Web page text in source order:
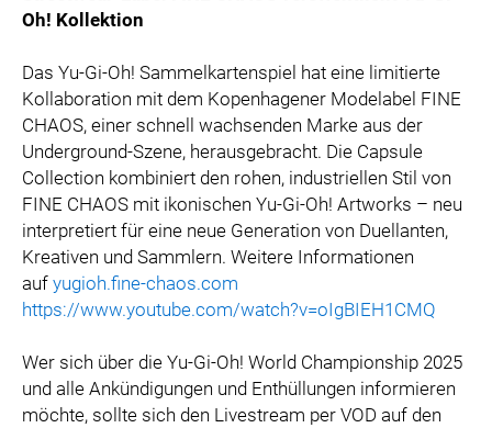
Oh! Kollektion
Das Yu-Gi-Oh! Sammelkartenspiel hat eine limitierte
Kollaboration mit dem Kopenhagener Modelabel FINE
CHAOS, einer schnell wachsenden Marke aus der
Underground-Szene, herausgebracht. Die Capsule
Collection kombiniert den rohen, industriellen Stil von
FINE CHAOS mit ikonischen Yu-Gi-Oh! Artworks – neu
interpretiert für eine neue Generation von Duellanten,
Kreativen und Sammlern. Weitere Informationen
auf yugioh.fine-chaos.com
https://www.youtube.com/watch?v=oIgBIEH1CMQ
Wer sich über die Yu-Gi-Oh! World Championship 2025
und alle Ankündigungen und Enthüllungen informieren
möchte, sollte sich den Livestream per VOD auf den